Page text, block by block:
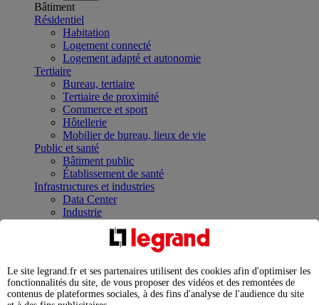
Bâtiment
Résidentiel
Habitation
Logement connecté
Logement adapté et autonomie
Tertiaire
Bureau, tertiaire
Tertiaire de proximité
Commerce et sport
Hôtellerie
Mobilier de bureau, lieux de vie
Public et santé
Bâtiment public
Établissement de santé
Infrastructures et industries
Data Center
Industrie
Infrastructures
Contrôler et planifier le fonctionnement des appareils
Répartir et optimiser son tableau électrique
Legrand Data Center Solutions : concentrer les
expertises au service de vos performances
Le site legrand.fr et ses partenaires utilisent des cookies afin d'optimiser les
fonctionnalités du site, de vous proposer des vidéos et des remontées de
contenus de plateformes sociales, à des fins d'analyse de l'audience du site